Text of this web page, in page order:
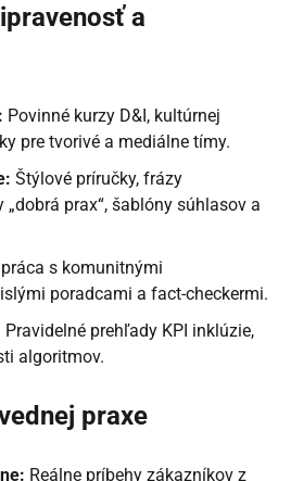
a
Povinné kurzy D&I, kultúrnej
pre tvorivé a mediálne tímy.
Štýlové príručky, frázy
„dobrá prax“, šablóny súhlasov a
s komunitnými
poradcami a fact-checkermi.
Pravidelné prehľady KPI inklúzie,
algoritmov.
praxe
Reálne príbehy zákazníkov z